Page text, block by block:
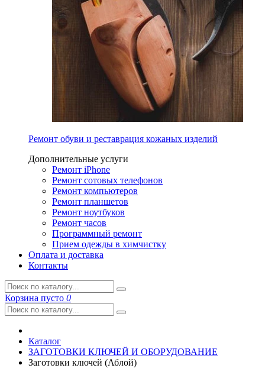
Ремонт обуви и реставрация кожаных изделий
Дополнительные услуги
Ремонт iPhone
Ремонт сотовых телефонов
Ремонт компьютеров
Ремонт планшетов
Ремонт ноутбуков
Ремонт часов
Программный ремонт
Прием одежды в химчистку
Оплата и доставка
Контакты
Корзина пусто 0
Каталог
ЗАГОТОВКИ КЛЮЧЕЙ И ОБОРУДОВАНИЕ
Заготовки ключей (Аблой)